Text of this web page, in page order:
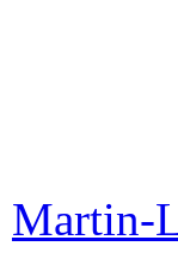
Martin-